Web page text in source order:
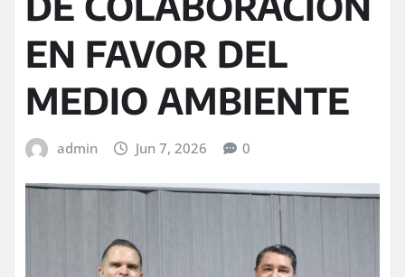
EN FAVOR DEL
MEDIO AMBIENTE
admin Jun 7, 2026 0